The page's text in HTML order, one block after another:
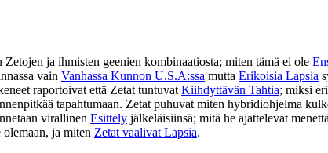
Zetojen ja ihmisten geenien kombinaatiosta; miten tämä ei ole
vain Vanhassa Kunnon U.S.A:ssa mutta Erikoisia Lapsia
raportoivat että Zetat tuntuvatKiihdyttävän Tahtia; miksi
tapahtumaan. Zetat puhuvat miten hybridiohjelma
virallinen Esittely jälkeläisiinsä; mitä he ajattelevat
olemaan, ja miten Zetat vaalivat Lapsia.